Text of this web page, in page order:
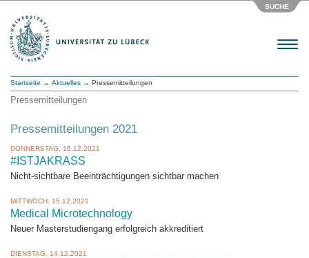
SUCHE
Menu
Startseite → Aktuelles → Pressemitteilungen
Pressemitteilungen
Pressemitteilungen 2021
DONNERSTAG, 16.12.2021
#ISTJAKRASS
Nicht-sichtbare Beeinträchtigungen sichtbar machen
MITTWOCH, 15.12.2021
Medical Microtechnology
Neuer Masterstudiengang erfolgreich akkreditiert
DIENSTAG, 14.12.2021